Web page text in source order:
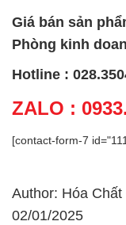
Giá bán sản
Phòng kinh
Hotline :
ZALO :
[contact-form-7
Author: Hóa
02/01/2025